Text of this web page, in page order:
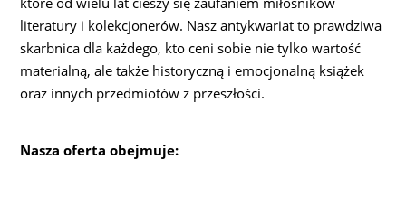
literatury i kolekcjonerów. Nasz antykwariat to prawdziwa
skarbnica dla każdego, kto ceni sobie nie tylko wartość
materialną, ale także historyczną i emocjonalną książek
oraz innych przedmiotów z przeszłości.
Nasza oferta obejmuje: